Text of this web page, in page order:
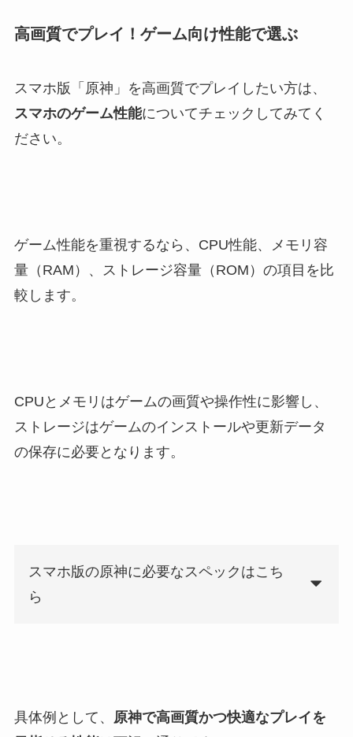
高画質でプレイ！ゲーム向け性能で選ぶ
スマホ版「原神」を高画質でプレイしたい方は、
スマホのゲーム性能についてチェックしてみてく
ださい。
ゲーム性能を重視するなら、CPU性能、メモリ容
量（RAM）、ストレージ容量（ROM）の項目を比
較します。
CPUとメモリはゲームの画質や操作性に影響し、
ストレージはゲームのインストールや更新データ
の保存に必要となります。
スマホ版の原神に必要なスペックはこち
ら
具体例として、
原神で高画質かつ快適なプレイを